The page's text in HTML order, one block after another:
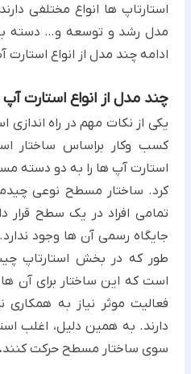
استارتاپ ها انواع مختلفی
مدل رشد و توسعه و… دسته
ادامه چند مدل از انواع
چند مدل از انواع استارت
یکی از نکات مهم در راه اندازی
کسب وکار براساس ساختار
استارت آپ ها را به دو دسته
کرد. ساختار مسطح نوعی
تمامی افراد در یک سطح قرار
جایگاه رسمی آن ها وجود
طور که در بخش استارتاپ
است که این ساختار برای آن
فعالیت موثر نیاز به
دارند. به همین دلیل، اغلب
سوی ساختار مسطح حرکت کنند.